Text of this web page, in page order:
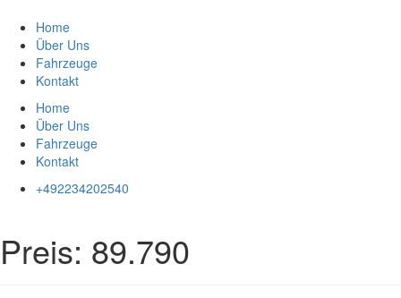
Inhalt
springen
Home
Über Uns
Fahrzeuge
Kontakt
Home
Über Uns
Fahrzeuge
Kontakt
+492234202540
Preis: 89.790